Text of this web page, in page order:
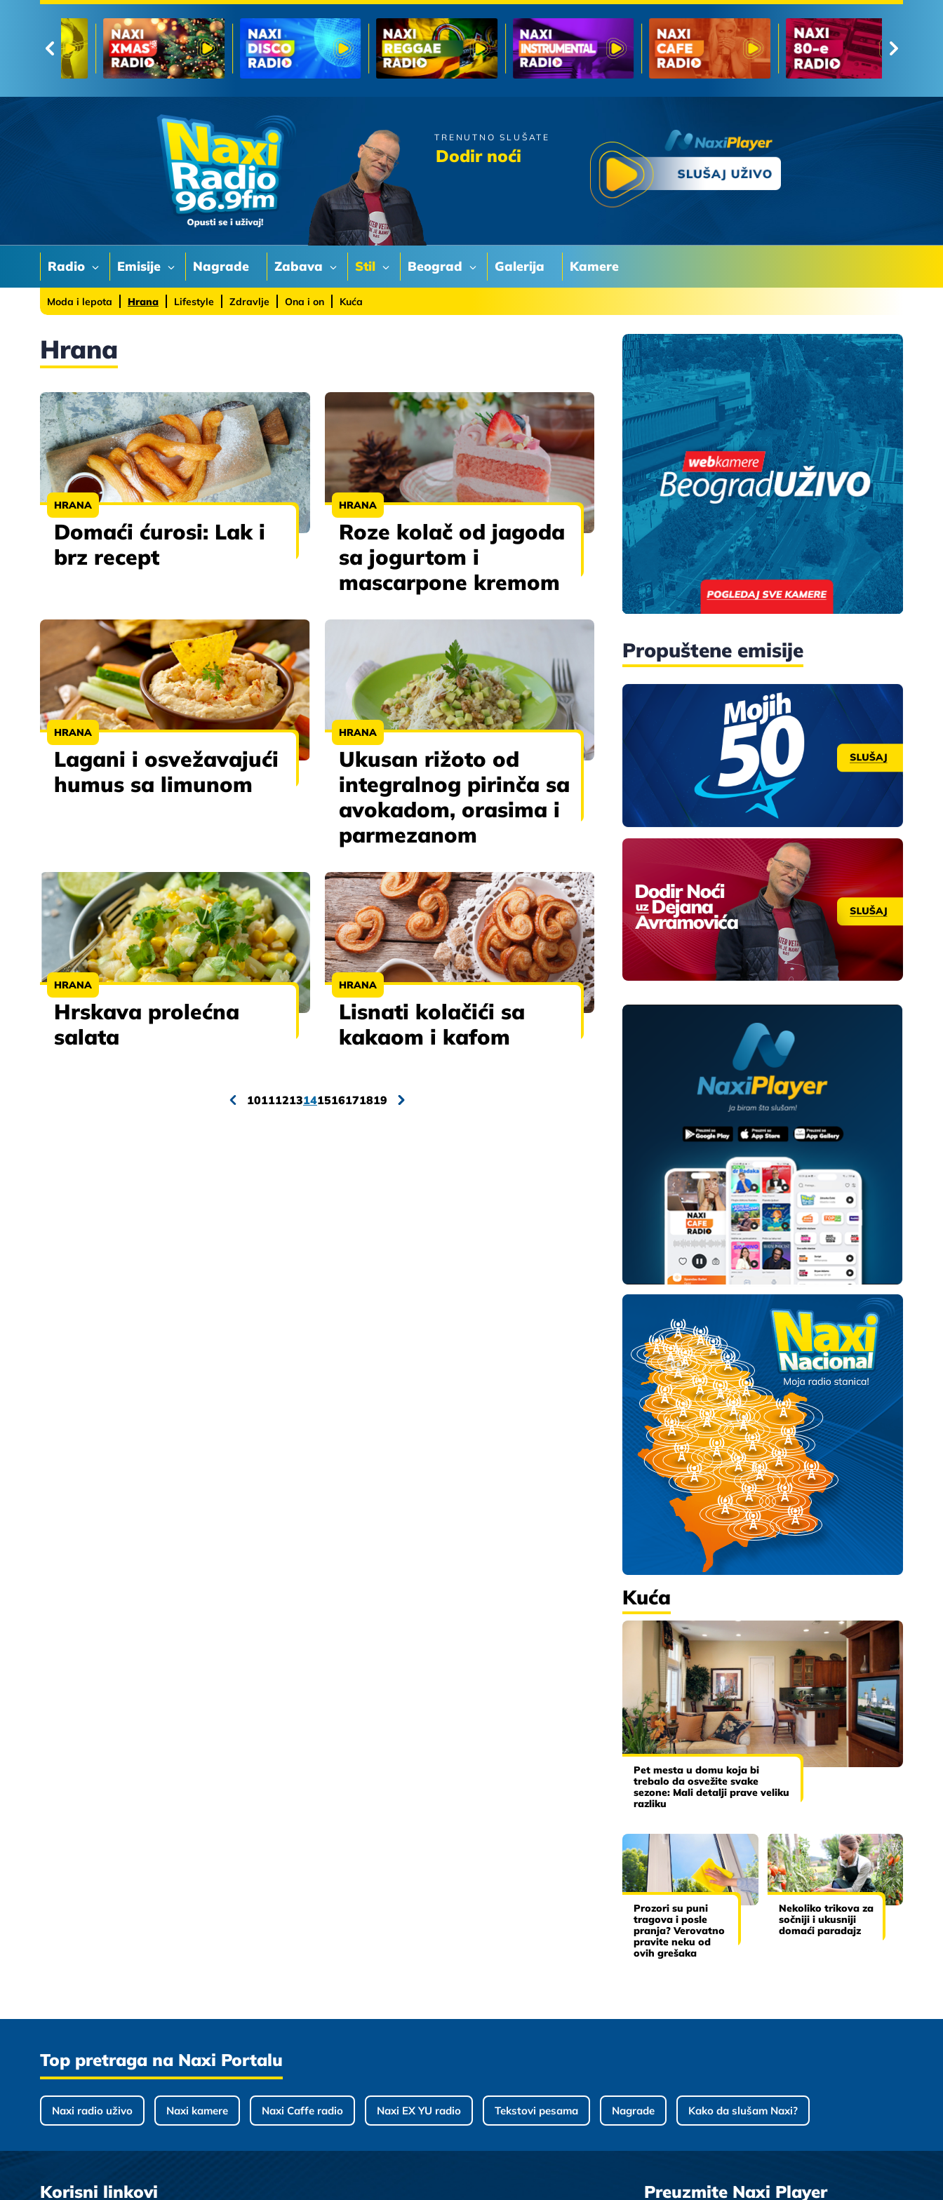
Radio Emisije Nagrade Zabava Stil
Moda i lepota Hrana Lifestyle Zdravlje Ona i on Kuća
Beograd Galerija Kamere
TRENUTNO SLUŠATE
Dodir noćiNina Badric
Hrana
HRANA
Domaći ćurosi: Lak i
brz recept
HRANA
Roze kolač od jagoda
sa jogurtom i
mascarpone kremom
HRANA
Lagani i osvežavajući
humus sa limunom
HRANA
Ukusan rižoto od
integralnog pirinča sa
avokadom, orasima i
parmezanom
HRANA
Hrskava prolećna
salata
HRANA
Lisnati kolačići sa
kakaom i kafom
10111213141516171819
Propuštene emisije
Kuća
Pet mesta u domu koja bi
trebalo da osvežite svake
sezone: Mali detalji prave veliku
razliku
Prozori su puni
tragova i posle
pranja? Verovatno
pravite neku od
ovih grešaka
Nekoliko trikova za
sočniji i ukusniji
domaći paradajz
Top pretraga na Naxi Portalu
Naxi radio uživo Naxi kamere Naxi Caffe radio Naxi EX YU radio Tekstovi pesama Nagrade Kako da slušam Naxi?
Korisni linkovi Preuzmite Naxi Player